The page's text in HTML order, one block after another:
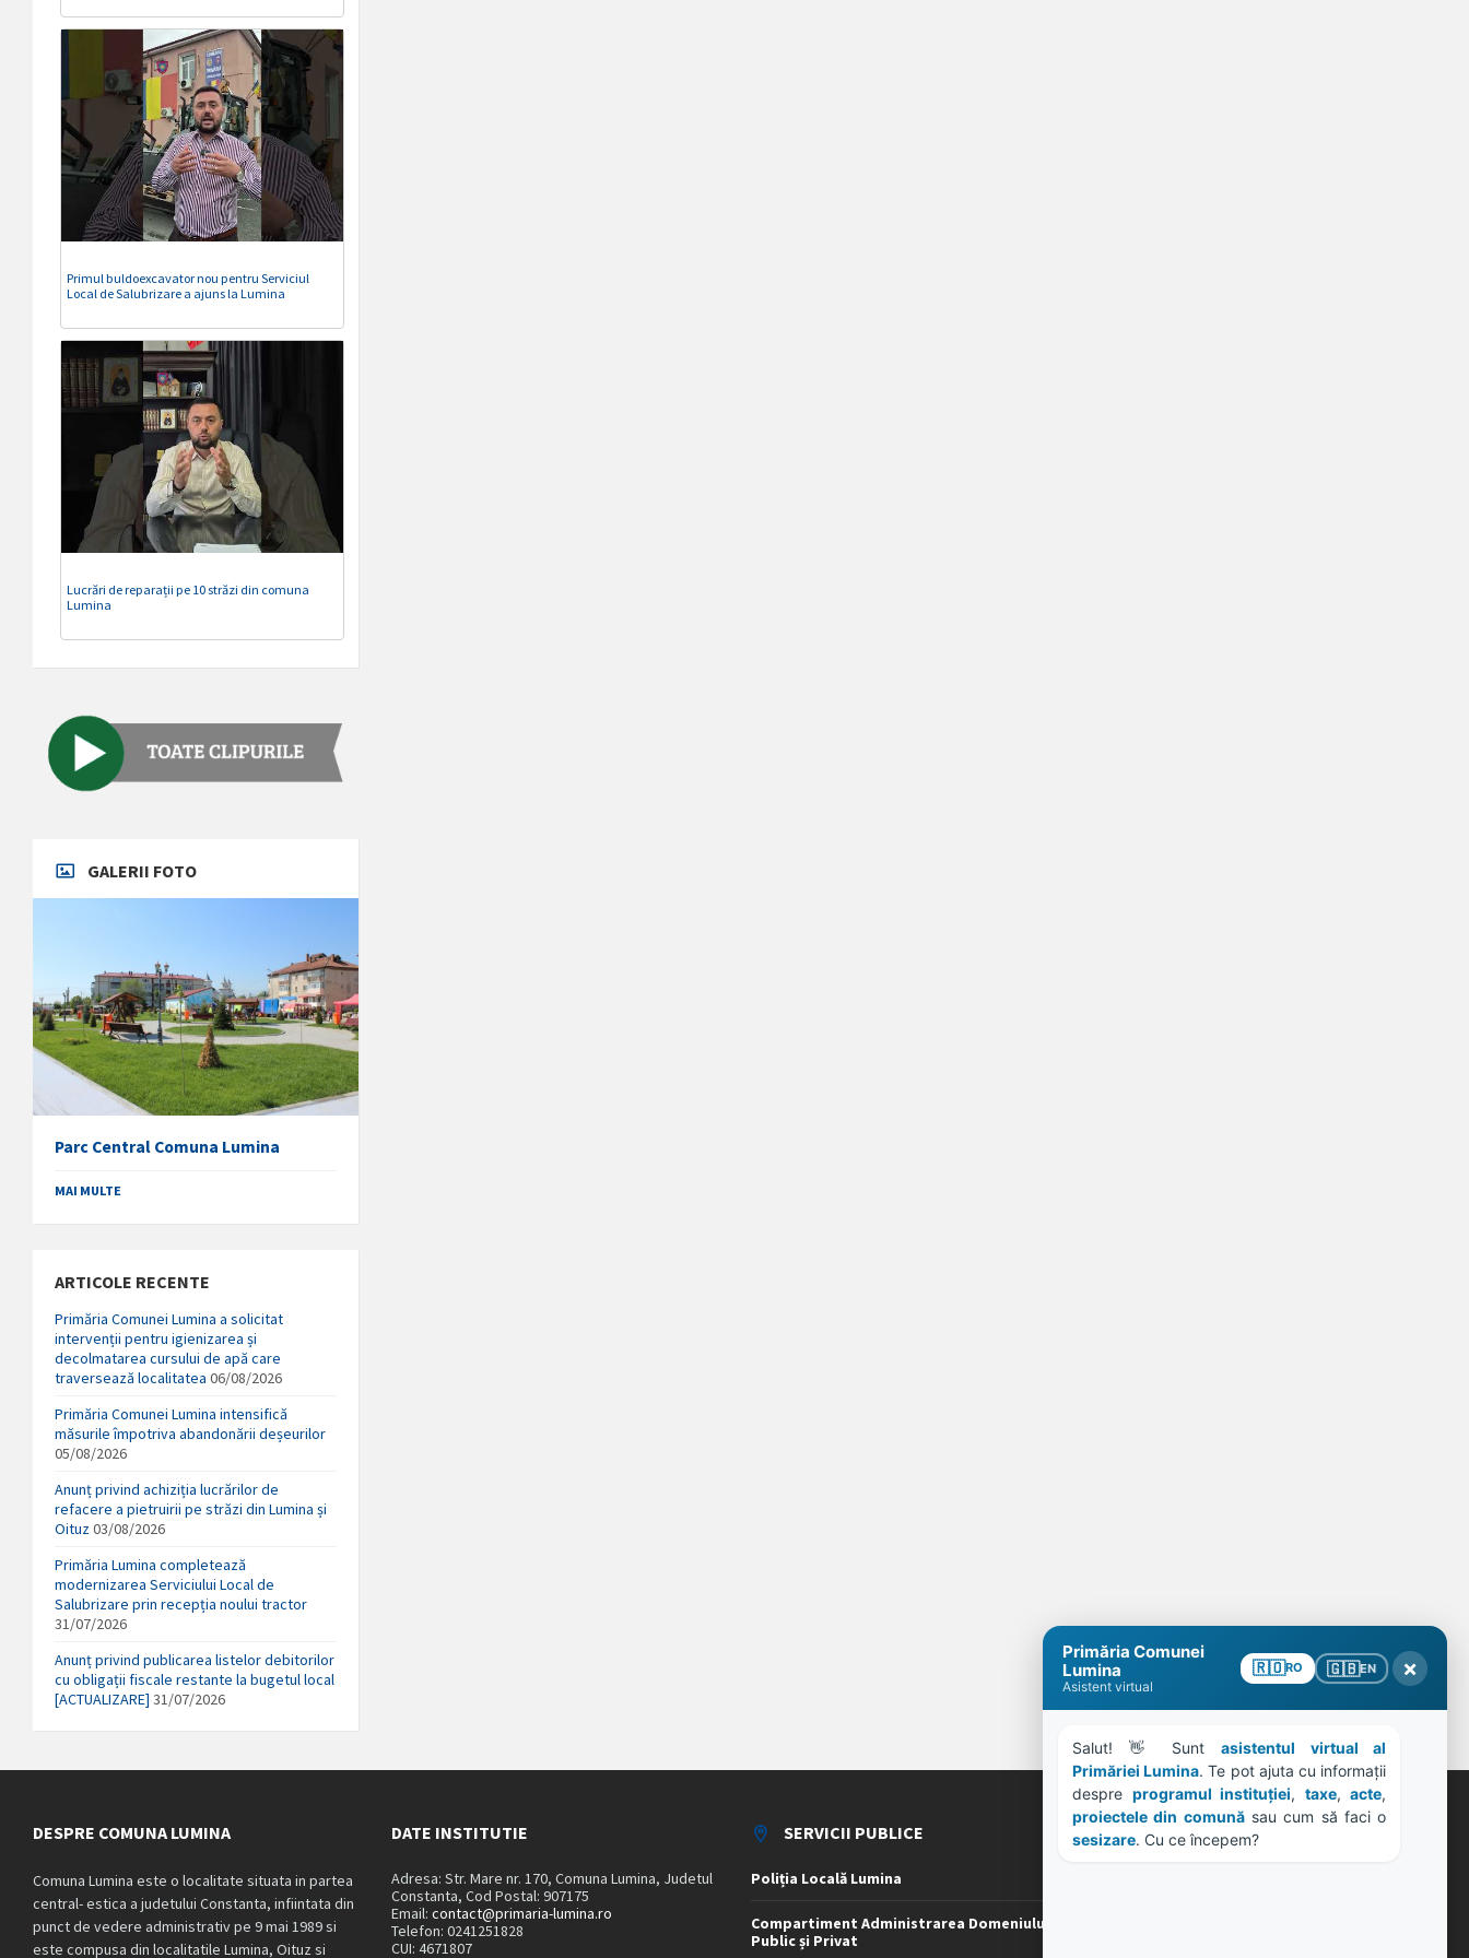
Primul buldoexcavator nou pentru Serviciul
Local de Salubrizare a ajuns la Lumina
Lucrări de reparații pe 10 străzi din comuna
Lumina
GALERII FOTO
Parc Central Comuna Lumina
MAI MULTE
ARTICOLE RECENTE
Primăria Comunei Lumina a solicitat
intervenții pentru igienizarea și
decolmatarea cursului de apă care
traversează localitatea 06/08/2026
Primăria Comunei Lumina intensifică
măsurile împotriva abandonării deșeurilor
05/08/2026
Anunț privind achiziția lucrărilor de
refacere a pietruirii pe străzi din Lumina și
Oituz03/08/2026
Primăria Lumina completează
modernizarea Serviciului Local de
Salubrizare prin recepția noului tractor
31/07/2026
Anunț privind publicarea listelor debitorilor
cu obligații fiscale restante la bugetul local
[ACTUALIZARE] 31/07/2026
DESPRE COMUNA LUMINA
Comuna Lumina este o localitate situata in partea
central- estica a judetului Constanta, infiintata din
punct de vedere administrativ pe 9 mai 1989 si
este compusa din localitatile Lumina, Oituz si
DATE INSTITUTIE
Adresa: Str. Mare nr. 170, Comuna Lumina, Judetul
Constanta, Cod Postal: 907175
Email:contact@primaria-lumina.ro
Telefon: 0241251828
CUI: 4671807
SERVICII PUBLICE
Poliția Locală Lumina
Compartiment Administrarea Domeniului
Public și Privat
ORE DE LUCRU